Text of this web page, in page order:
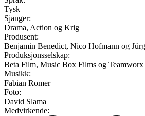
Tysk
Sjanger:
Drama, Action og Krig
Produsent:
Benjamin Benedict, Nico Hofmann og
Produksjonsselskap:
Beta Film, Music Box Films og
Musikk:
Fabian Romer
Foto:
David Slama
Medvirkende: